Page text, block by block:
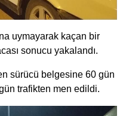
uymayarak kaçan bir
sonucu yakalandı.
sürücü belgesine 60 gün
trafikten men edildi.